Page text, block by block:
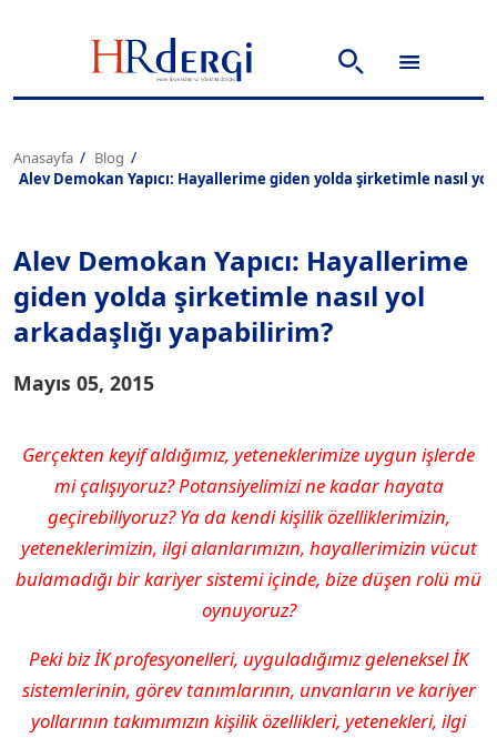
Anasayfa
Blog
Alev Demokan Yapıcı: Hayallerime giden yolda şirketimle nasıl
Alev Demokan Yapıcı: Hayallerime
giden yolda şirketimle nasıl yol
arkadaşlığı yapabilirim?
Mayıs 05, 2015
Gerçekten keyif aldığımız, yeteneklerimize uygun işlerde
mi çalışıyoruz? Potansiyelimizi ne kadar hayata
geçirebiliyoruz? Ya da kendi kişilik özelliklerimizin,
yeteneklerimizin, ilgi alanlarımızın, hayallerimizin vücut
bulamadığı bir kariyer sistemi içinde, bize düşen rolü mü
oynuyoruz?
Peki biz İK profesyonelleri, uyguladığımız geleneksel İK
sistemlerinin, görev tanımlarının, unvanların ve kariyer
yollarının takımımızın kişilik özellikleri, yetenekleri, ilgi